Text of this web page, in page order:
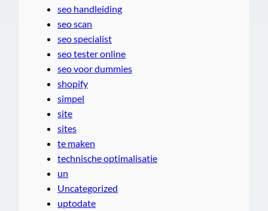
seo handleiding
seo scan
seo specialist
seo tester online
seo voor dummies
shopify
simpel
site
sites
te maken
technische optimalisatie
un
Uncategorized
uptodate